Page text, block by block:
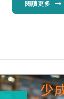
閱讀更多